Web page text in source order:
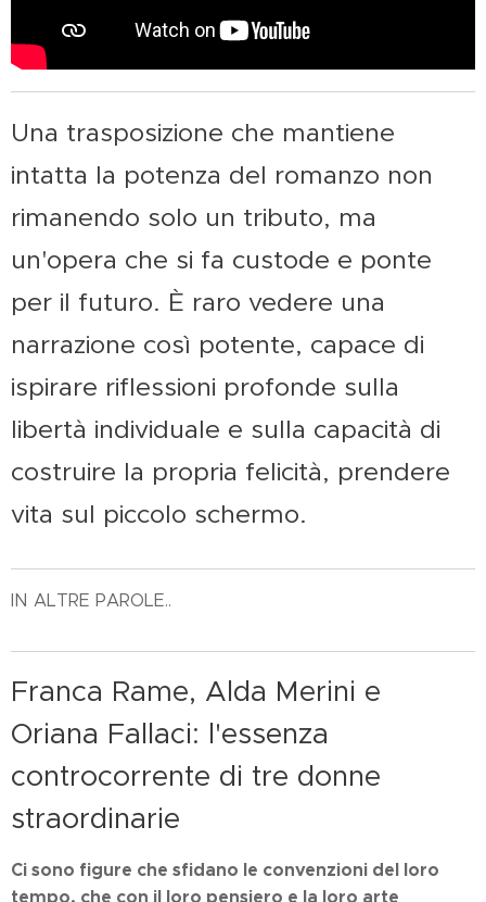
Una trasposizione che mantiene
intatta la potenza del romanzo non
rimanendo solo un tributo, ma
un'opera che si fa custode e ponte
per il futuro. È raro vedere una
narrazione così potente, capace di
ispirare riflessioni profonde sulla
libertà individuale e sulla capacità di
costruire la propria felicità, prendere
vita sul piccolo schermo.
IN ALTRE PAROLE..
Franca Rame, Alda Merini e
Oriana Fallaci: l'essenza
controcorrente di tre donne
straordinarie
Ci sono figure che sfidano le convenzioni del loro
tempo, che con il loro pensiero e la loro arte